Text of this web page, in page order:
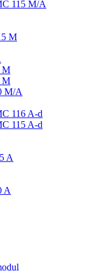
115 M/A
M
M
M
M/A
116 A-d
115 A-d
A
A